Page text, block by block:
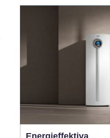
upptäcka vid
köpetillfället. Det kan
röra sig om fuktskador,
Energieffektiva